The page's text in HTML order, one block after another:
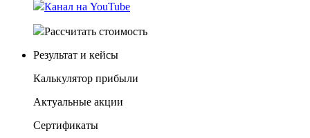
Канал на YouTube
Рассчитать стоимость
Результат и кейсы
Калькулятор прибыли
Актуальные акции
Сертификаты